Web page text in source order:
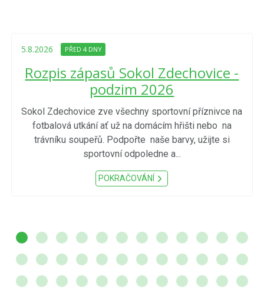
5.8.2026 PŘED 4 DNY
Rozpis zápasů Sokol Zdechovice -
podzim 2026
Sokol Zdechovice zve všechny sportovní příznivce na
fotbalová utkání ať už na domácím hřišti nebo na
trávníku soupeřů. Podpořte naše barvy, užijte si
sportovní odpoledne a...
POKRAČOVÁNÍ